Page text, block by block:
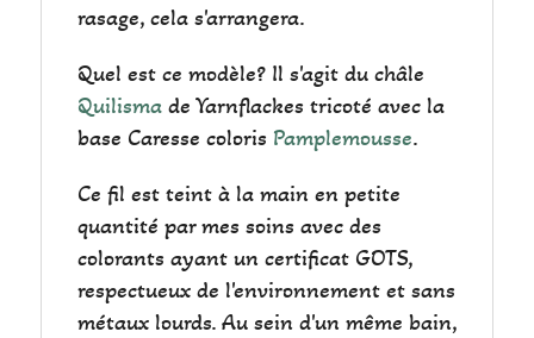
rasage, cela s'arrangera.
Quel est ce modèle? Il s'agit du châle
Quilismade Yarnflackes tricoté avec la
base Caresse coloris Pamplemousse.
Ce fil est teint à la main en petite
quantité par mes soins avec des
colorants ayant un certificat GOTS,
respectueux de l'environnement et sans
métaux lourds. Au sein d'un même bain,